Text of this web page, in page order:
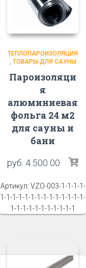
ТЕПЛОПАРОИЗОЛЯЦИЯ
ТОВАРЫ ДЛЯ САУНЫ
Пароизоляци
я
алюминиевая
фольга 24 м2
для сауны и
бани
руб. 4 500 00
Артикул: VZO-003-1-1-1-1-
1-1-1-1-1-1-1-1-1-1-1-1-1-1-
1-1-1-1-1-1-1-1-1-1-1